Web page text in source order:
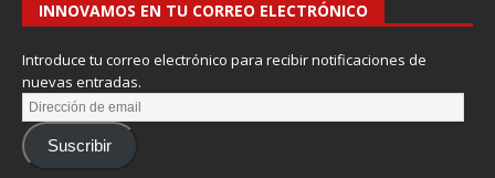
INNOVAMOS EN TU CORREO ELECTRÓNICO
Introduce tu correo electrónico para recibir notificaciones de
nuevas entradas.
Suscribir